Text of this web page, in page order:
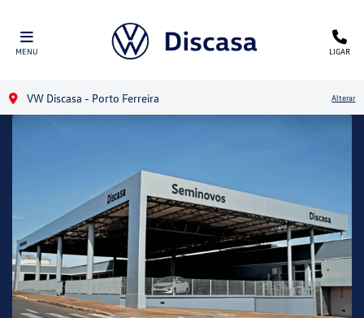
MENU LIGAR
VW Discasa - Porto Ferreira Alterar